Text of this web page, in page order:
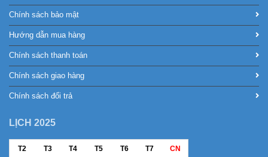
Chính sách bảo mật
Hướng dẫn mua hàng
Chính sách thanh toán
Chính sách giao hàng
Chính sách đổi trả
LỊCH 2025
T2 T3 T4 T5 T6 T7 CN